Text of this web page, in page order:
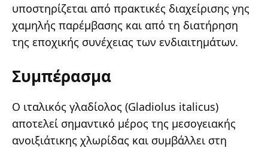
υποστηρίζεται από πρακτικές διαχείρισης γης
χαμηλής παρέμβασης και από τη διατήρηση
της εποχικής συνέχειας των ενδιαιτημάτων.
Συμπέρασμα
Ο ιταλικός γλαδίολος (Gladiolus italicus)
αποτελεί σημαντικό μέρος της μεσογειακής
ανοιξιάτικης χλωρίδας και συμβάλλει στη